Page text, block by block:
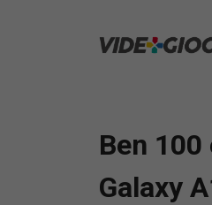
Ben
Galaxy